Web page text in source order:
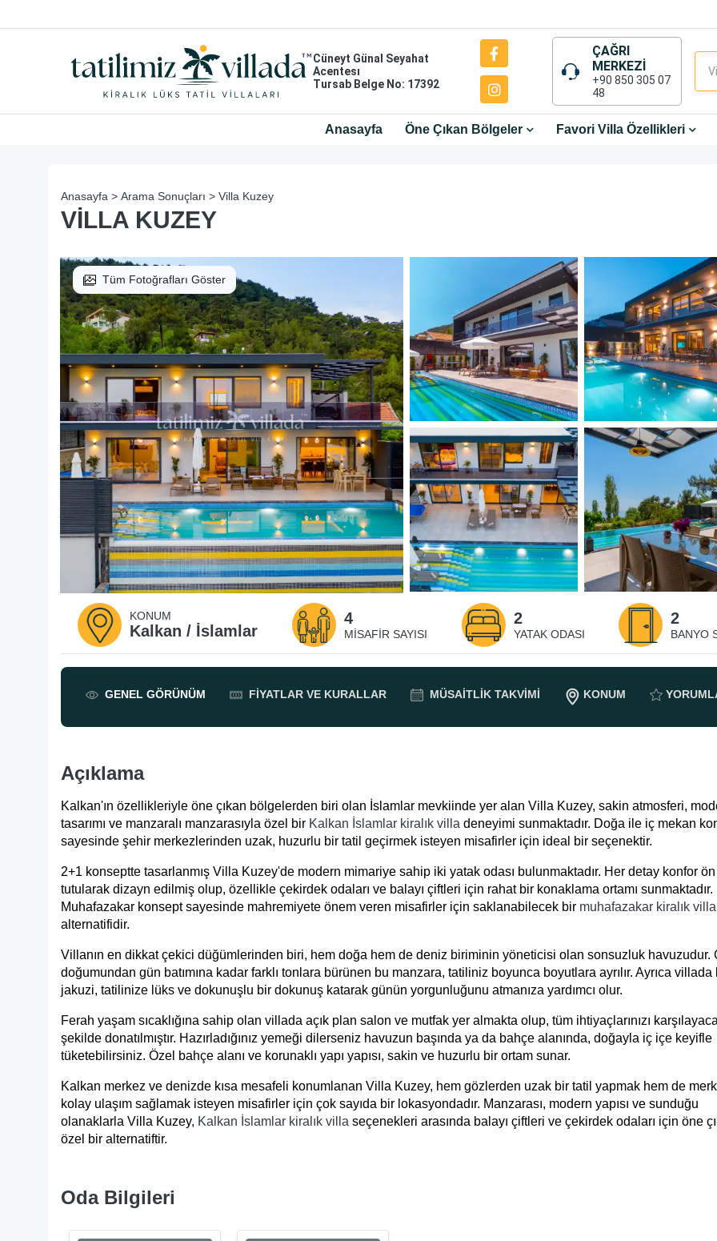
Cüneyt Günal Seyahat
Acentesı
Tursab Belge No: 17392
ÇAĞRI
MERKEZİ
+90 850 305 07
48
Anasayfa Öne Çıkan Bölgeler Favori Villa Özellikleri
Anasayfa > Arama Sonuçları > Villa Kuzey
VILLA KUZEY
Tüm Fotoğrafları Göster
KONUM
Kalkan / İslamlar
4
MISAFIR SAYISI
2
YATAK ODASI
2
BANYO
GENEL GÖRÜNÜM FIYATLAR VE KURALLAR MÜSAITLIK TAKVIMI KONUM
Açıklama
Kalkan'ın özellikleriyle öne çıkan bölgelerden biri olan İslamlar mevkiinde yer alan Villa Kuzey, sakin atmosferi,
tasarımı ve manzaralı manzarasıyla özel bir Kalkan İslamlar kiralık villa deneyimi sunmaktadır. Doğa ile iç mekan
sayesinde şehir merkezlerinden uzak, huzurlu bir tatil geçirmek isteyen misafirler için ideal bir seçenektir.
2+1 konseptte tasarlanmış Villa Kuzey'de modern mimariye sahip iki yatak odası bulunmaktadır. Her detay konfor
tutularak dizayn edilmiş olup, özellikle çekirdek odaları ve balayı çiftleri için rahat bir konaklama ortamı sunmaktadır.
Muhafazakar konsept sayesinde mahremiyete önem veren misafirler için saklanabilecek bir muhafazakar kiralık villa
alternatifidir.
Villanın en dikkat çekici düğümlerinden biri, hem doğa hem de deniz biriminin yöneticisi olan sonsuzluk havuzudur.
doğumundan gün batımına kadar farklı tonlara bürünen bu manzara, tatiliniz boyunca boyutlara ayrılır. Ayrıca villada
jakuzi, tatilinize lüks ve dokunuşlu bir dokunuş katarak günün yorgunluğunu atmanıza yardımcı olur.
Ferah yaşam sıcaklığına sahip olan villada açık plan salon ve mutfak yer almakta olup, tüm ihtiyaçlarınızı
şekilde donatılmıştır. Hazırladığınız yemeği dilerseniz havuzun başında ya da bahçe alanında, doğayla iç içe keyifle
tüketebilirsiniz. Özel bahçe alanı ve korunaklı yapı yapısı, sakin ve huzurlu bir ortam sunar.
Kalkan merkez ve denizde kısa mesafeli konumlanan Villa Kuzey, hem gözlerden uzak bir tatil yapmak hem de
kolay ulaşım sağlamak isteyen misafirler için çok sayıda bir lokasyondadır. Manzarası, modern yapısı ve sunduğu
olanaklarla Villa Kuzey, Kalkan İslamlar kiralık villa seçenekleri arasında balayı çiftleri ve çekirdek odaları için öne
özel bir alternatiftir.
Oda Bilgileri